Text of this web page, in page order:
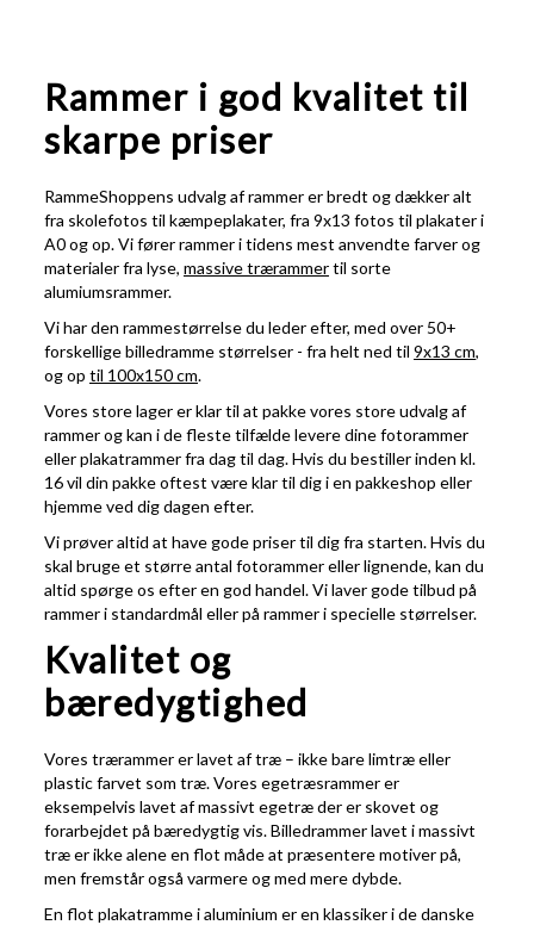
Rammer i god kvalitet til
skarpe priser
RammeShoppens udvalg af rammer er bredt og dækker alt
fra skolefotos til kæmpeplakater, fra 9x13 fotos til plakater i
A0 og op. Vi fører rammer i tidens mest anvendte farver og
materialer fra lyse, massive trærammertil sorte
alumiumsrammer.
Vi har den rammestørrelse du leder efter, med over 50+
forskellige billedramme størrelser - fra helt ned til 9x13 cm,
og op til 100x150 cm.
Vores store lager er klar til at pakke vores store udvalg af
rammer og kan i de fleste tilfælde levere dine fotorammer
eller plakatrammer fra dag til dag. Hvis du bestiller inden kl.
16 vil din pakke oftest være klar til dig i en pakkeshop eller
hjemme ved dig dagen efter.
Vi prøver altid at have gode priser til dig fra starten. Hvis du
skal bruge et større antal fotorammer eller lignende, kan du
altid spørge os efter en god handel. Vi laver gode tilbud på
rammer i standardmål eller på rammer i specielle størrelser.
Kvalitet og
bæredygtighed
Vores trærammer er lavet af træ – ikke bare limtræ eller
plastic farvet som træ. Vores egetræsrammer er
eksempelvis lavet af massivt egetræ der er skovet og
forarbejdet på bæredygtig vis. Billedrammer lavet i massivt
træ er ikke alene en flot måde at præsentere motiver på,
men fremstår også varmere og med mere dybde.
En flot plakatramme i aluminium er en klassiker i de danske